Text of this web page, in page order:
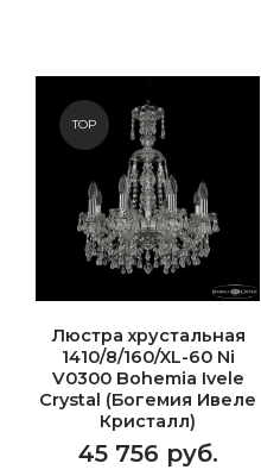
TOP
Люстра хрустальная
1410/8/160/XL-60 Ni
V0300 Bohemia Ivele
Crystal (Богемия Ивеле
Кристалл)
45 756 руб.